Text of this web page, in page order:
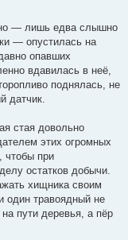
— лишь едва слышно
— опустилась на
опавших
вдавилась в неё,
поднялась, не
датчик.
стая довольно
этих огромных
чтобы при
остатков добычи.
хищника своим
один травоядный не
пути деревья, а пёр